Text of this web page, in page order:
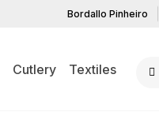
Bordallo Pinheiro
Cutlery Textiles